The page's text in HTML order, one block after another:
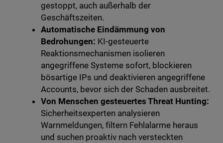
gestoppt, auch außerhalb der
Geschäftszeiten.
Automatische Eindämmung von
Bedrohungen: KI-gesteuerte
Reaktionsmechanismen isolieren
angegriffene Systeme sofort, blockieren
bösartige IPs und deaktivieren angegriffene
Accounts, bevor sich der Schaden ausbreitet.
Von Menschen gesteuertes Threat Hunting:
Sicherheitsexperten analysieren
Warnmeldungen, filtern Fehlalarme heraus
und suchen proaktiv nach versteckten